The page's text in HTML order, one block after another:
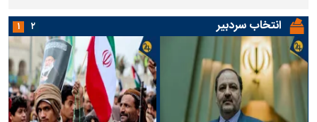
انتخاب سردبیر ۱ ۲